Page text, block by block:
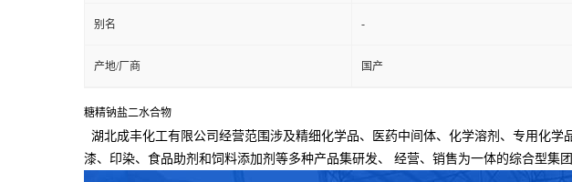
别名 -
产地/厂商 国产
糖精钠盐二水合物
湖北成丰化工有限公司经营范围涉及精细化学品、医药中间体、化学溶剂、专用化
漆、印染、食品助剂和饲料添加剂等多种产品集研发、
经营、销售为一体的综合型集团